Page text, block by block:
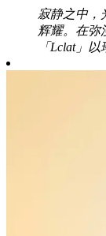
寂静之中，
辉耀。在弥
「Lclat」